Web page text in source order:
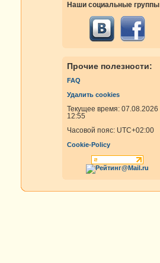
Наши социальные группы
Прочие полезности:
FAQ
Удалить cookies
Текущее время: 07.08.2026
12:55
Часовой пояс: UTC+02:00
Cookie-Policy